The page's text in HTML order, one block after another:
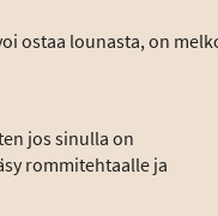
ostaa lounasta, on
jos sinulla on
rommitehtaalle ja